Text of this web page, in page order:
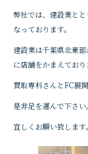
弊社では、建設業と
なっております。
建設業は千葉県北東
に店舗をかまえており
買取専科さんとFC展
是非足を運んで下さい。
宜しくお願い致します。